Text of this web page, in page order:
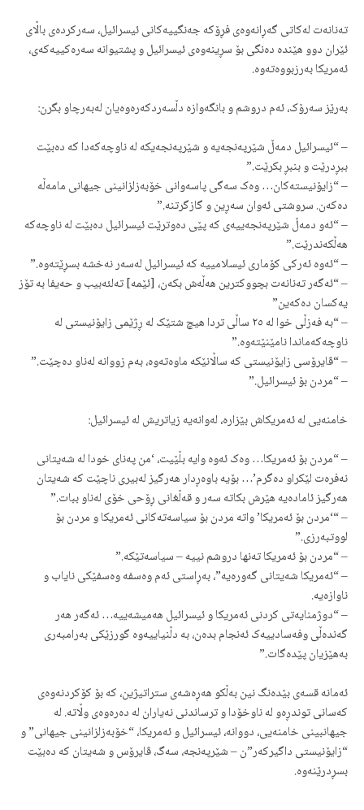
تەنانەت لەکاتی گەڕانەوەی فڕۆکە جەنگییەکانی ئیسرائیل، سەرکردەی باڵای
ئێران دوو هێندە دەنگی بۆ سڕینەوەی ئیسرائیل و پشتیوانە سەرەکییەکەی،
ئەمریکا بەرزبووەتەوە.
بەرێز سەرۆک، ئەم دروشم و بانگەوازە دڵسەردکەرەوەیان لەبەرچاو بگرن:
– “ئیسرائیل دمەڵ شێرپەنجەیە و شێرپەنجەیکە لە ناوچەکەدا کە دەبێت
ببڕدرێت و بنبڕ بکرێت.”
– “زایۆنیستەکان… وەک سەگی پاسەوانی خۆبەزلزانینی جیهانی مامەڵە
دەکەن. سروشتی ئەوان سەڕین و گازگرتنە.”
– “ئەو دمەڵ شێرپەنجەییەی کە پێی دەوترێت ئیسرائیل دەبێت لە ناوچەکە
هەڵکەندرێت.”
– “ئەوە ئەرکی کۆماری ئیسلامییە کە ئیسرائیل لەسەر نەخشە بسڕێتەوە.”
– “ئەگەر تەنانەت بچووکترین هەڵەش بکەن، [ئێمە] تەلئەبیب و حەیفا بە تۆز
یەکسان دەکەین”
– “بە فەزڵی خوا لە ٢٥ ساڵی تردا هیچ شتێک لە ڕژێمی زایۆنیستی لە
ناوچەکەماندا نامێنێتەوە.”
– “ڤایرۆسی زایۆنیستی کە ساڵانێکە ماوەتەوە، بەم زووانە لەناو دەچێت.”
– “مردن بۆ ئیسرائیل.”
خامنەیی لە ئەمریکاش بێزارە، لەوانەیە زیاتریش لە ئیسرائیل:
– “مردن بۆ ئەمریکا… وەک ئەوە وایە بڵێیت، ‘من پەنای خودا لە شەیتانی
نەفرەت لێکراو دەگرم’… بۆیە باوەڕدار هەرگیز لەبیری ناچێت کە شەیتان
هەرگیز ئامادەیە هێرش بکاتە سەر و قەڵغانی ڕۆحی خۆی لەناو ببات.”
– “‘مردن بۆ ئەمریکا’ واتە مردن بۆ سیاسەتەکانی ئەمریکا و مردن بۆ
لووتبەرزی.”
– “مردن بۆ ئەمریکا تەنها دروشم نییە – سیاسەتێکە.”
– “ئەمریکا شەیتانی گەورەیە”، بەڕاستی ئەم وەسفە وەسفێکی نایاب و
ناوازەیە.
– “دوژمنایەتی کردنی ئەمریکا و ئیسرائیل هەمیشەییە… ئەگەر هەر
گەندەڵی وفەسادییەک ئەنجام بدەن، بە دڵنیاییەوە گورزێکی بەرامبەری
بەهێزیان پێدەگات.”
ئەمانە قسەی بێدەنگ نین بەڵکو هەڕەشەی ستراتیژین، کە بۆ کۆکردنەوەی
کەسانی توندڕەو لە ناوخۆدا و ترساندنی نەیاران لە دەرەوەی وڵاته. لە
جیهانبینی خامنەیی، دووانە، ئیسرائیل و ئەمریکا، “خۆبەزلزانینی جیهانی” و
“زایۆنیستی داگیرکەر”ن – شێرپەنجە، سەگ، ڤایرۆس و شەیتان کە دەبێت
بسڕدرێنەوە.